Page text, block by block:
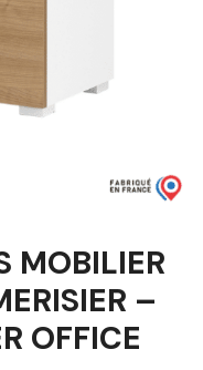
MOBILIER
–
OFFICE